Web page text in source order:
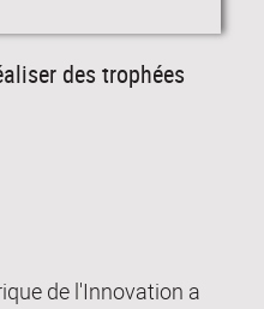
des trophées
de l'Innovation a